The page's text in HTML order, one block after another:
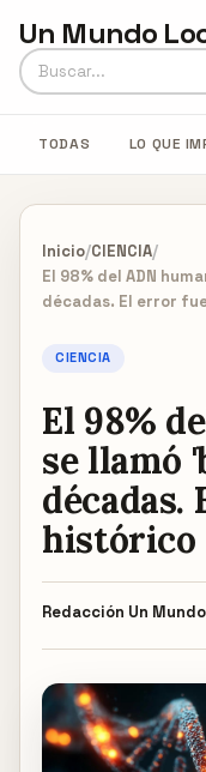
Un Mundo
Buscar en Un Mundo
TODAS LO QUE
Inicio/CIENCIA/
El 98% del ADN
décadas. El error
CIENCIA
El 98%
se llamó
histórico
Redacción Un